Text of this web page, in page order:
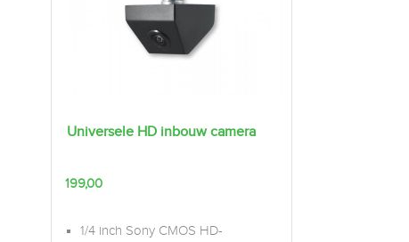
Universele HD inbouw camera
199,00
1/4 inch Sony CMOS HD-